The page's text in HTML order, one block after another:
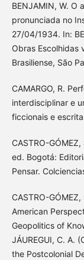
BENJAMIN, W. O
pronunciada no
27/04/1934. In:
Obras Escolhidas
Brasiliense, São
CAMARGO, R.
interdisciplinar e
ficcionais e
CASTRO-
ed. Bogotá:
Pensar.
CASTRO-
American
Geopolitics of
JÁUREGUI, C. A.
the Postcolonial